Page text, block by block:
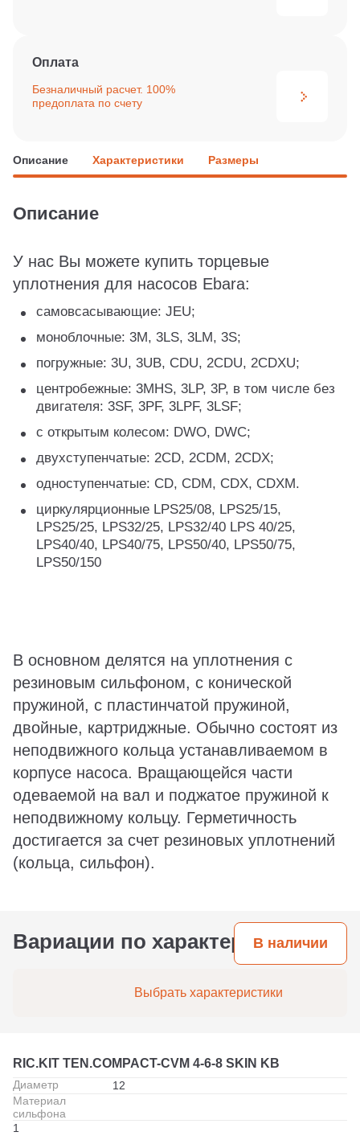
Оплата
Безналичный расчет. 100%
предоплата по счету
Описание Характеристики Размеры
Описание
У нас Вы можете купить торцевые
уплотнения для насосов Ebara:
самовсасывающие: JEU;
моноблочные: 3M, 3LS, 3LM, 3S;
погружные: 3U, 3UB, CDU, 2CDU, 2CDXU;
центробежные: 3MHS, 3LP, 3P, в том числе без
двигателя: 3SF, 3PF, 3LPF, 3LSF;
с открытым колесом: DWO, DWC;
двухступенчатые: 2CD, 2CDM, 2CDX;
одноступенчатые: CD, CDM, CDX, CDXM.
циркулярционные LPS25/08, LPS25/15,
LPS25/25, LPS32/25, LPS32/40 LPS 40/25,
LPS40/40, LPS40/75, LPS50/40, LPS50/75,
LPS50/150
В основном делятся на уплотнения с
резиновым сильфоном, с конической
пружиной, с пластинчатой пружиной,
двойные, картриджные. Обычно состоят из
неподвижного кольца устанавливаемом в
корпусе насоса. Вращающейся части
одеваемой на вал и поджатое пружиной к
неподвижному кольцу. Герметичность
достигается за счет резиновых уплотнений
(кольца, сильфон).
Вариации по характеристикам
В наличии
Выбрать характеристики
RIC.KIT TEN.COMPACT-CVM 4-6-8 SKIN KB
Диаметр
12
Материал
сильфона
1